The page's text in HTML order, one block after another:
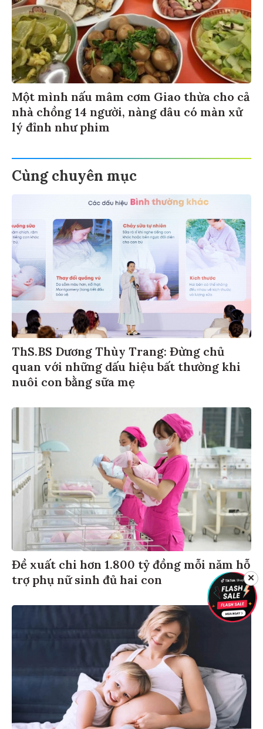
Một mình nấu mâm cơm Giao thừa cho cả
nhà chồng 14 người, nàng dâu có màn xử
lý đỉnh như phim
Cùng chuyên mục
ThS.BS Dương Thùy Trang: Đừng chủ
quan với những dấu hiệu bất thường khi
nuôi con bằng sữa mẹ
Đề xuất chi hơn 1.800 tỷ đồng mỗi năm hỗ
trợ phụ nữ sinh đủ hai con
✕